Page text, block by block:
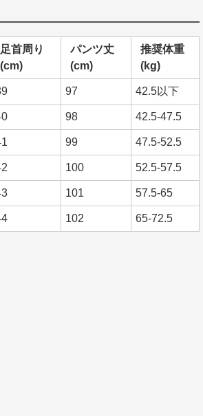
足首周り
(cm)
パンツ丈
(cm)
推奨体重
(kg)
97 42.5以下
98 42.5-47.5
99 47.5-52.5
100 52.5-57.5
101 57.5-65
102 65-72.5